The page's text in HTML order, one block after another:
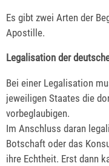
Es gibt zwei Arten der
Apostille.
Legalisation der
Bei einer Legalisation
jeweiligen Staates die
vorbeglaubigen.
Im Anschluss daran
Botschaft oder das
ihre Echtheit. Erst dann